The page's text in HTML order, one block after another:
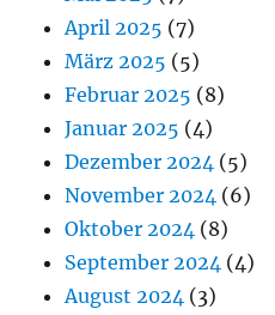
April 2025 (7)
März 2025 (5)
Februar 2025 (8)
Januar 2025 (4)
Dezember 2024 (5)
November 2024 (6)
Oktober 2024 (8)
September 2024 (4)
August 2024 (3)